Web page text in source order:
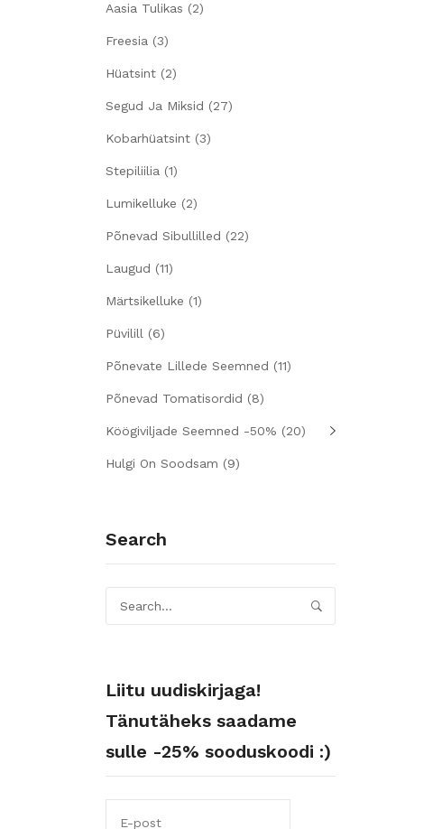
Aasia Tulikas (2)
Freesia (3)
Hüatsint (2)
Segud Ja Miksid (27)
Kobarhüatsint (3)
Stepiliilia (1)
Lumikelluke (2)
Põnevad Sibullilled (22)
Laugud (11)
Märtsikelluke (1)
Püvilill (6)
Põnevate Lillede Seemned (11)
Põnevad Tomatisordid (8)
Köögiviljade Seemned -50% (20)
Hulgi On Soodsam (9)
Search
Liitu uudiskirjaga!
Tänutäheks saadame
sulle -25% sooduskoodi :)